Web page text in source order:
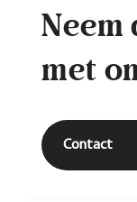
met
Contact